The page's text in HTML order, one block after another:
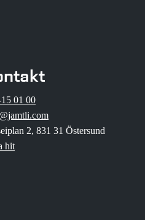
01 00
2, 831 31 Östersund
hit